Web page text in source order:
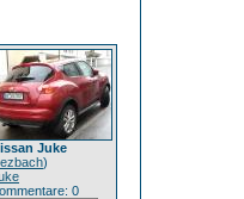
Juke
)
0